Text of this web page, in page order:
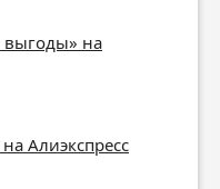
выгоды» на
Алиэкспресс